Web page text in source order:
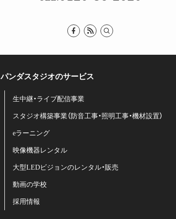
パンダスタジオのサービス
生中継・ライブ配信事業
スタジオ構築事業（防音工事・照明工事・機材設置）
eラーニング
映像機器レンタル
大型LEDビジョンのレンタル・販売
動画の学校
採用情報